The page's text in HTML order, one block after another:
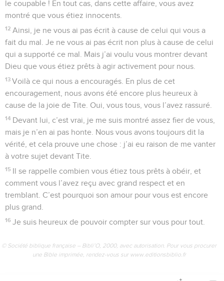
le coupable ! En tout cas, dans cette affaire, vous avez
montré que vous étiez innocents.
12 Ainsi, je ne vous ai pas écrit à cause de celui qui vous a
fait du mal. Je ne vous ai pas écrit non plus à cause de celui
qui a supporté ce mal. Mais j’ai voulu vous montrer devant
Dieu que vous étiez prêts à agir activement pour nous.
13 Voilà ce qui nous a encouragés. En plus de cet
encouragement, nous avons été encore plus heureux à
cause de la joie de Tite. Oui, vous tous, vous l’avez rassuré.
14 Devant lui, c’est vrai, je me suis montré assez fier de vous,
mais je n’en ai pas honte. Nous vous avons toujours dit la
vérité, et cela prouve une chose : j’ai eu raison de me vanter
à votre sujet devant Tite.
15 Il se rappelle combien vous étiez tous prêts à obéir, et
comment vous l’avez reçu avec grand respect et en
tremblant. C’est pourquoi son amour pour vous est encore
plus grand.
16 Je suis heureux de pouvoir compter sur vous pour tout.
© Société biblique française – Bibli’O, 2000, avec autorisation. Pour vous procurer
une Bible imprimée, rendez-vous sur www.editionsbiblio.fr